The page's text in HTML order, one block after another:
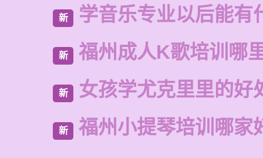
新 学音乐专业以后能有
新 福州成人K歌培训哪
新 女孩学尤克里里的好
新 福州小提琴培训哪家